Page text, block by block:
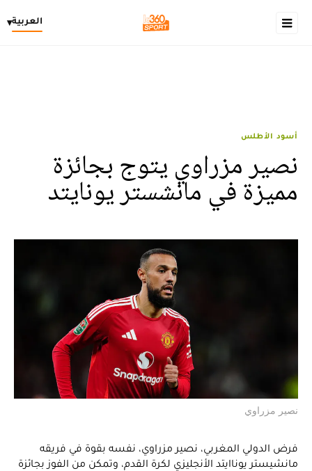
العربية▾
أسود الأطلس
نصير مزراوي يتوج بجائزة
مميزة في مانشستر يونايتد
نصير مزراوي
فرض الدولي المغربي، نصير مزراوي، نفسه بقوة في فريقه
مانشيستر يوناايتد الأنجليزي لكرة القدم، وتمكن من الفوز بجائزة